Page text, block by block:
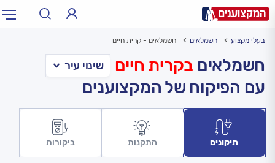
עירעיר: תל אביב, חיפה…
בעלי מקצוע חשמלאים חשמלאים - קרית חיים
חשמלאים בקרית חיים
עם הפיקוח של המקצוענים
תיקונים התקנות ביקורות